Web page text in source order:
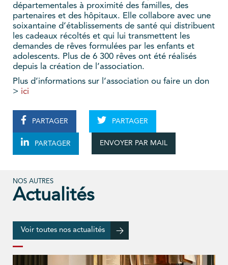
départementales à proximité des familles, des
partenaires et des hôpitaux. Elle collabore avec une
soixantaine d’établissements de santé qui distribuent
les cadeaux récoltés et qui lui transmettent les
demandes de rêves formulées par les enfants et
adolescents. Plus de 6 300 rêves ont été réalisés
depuis la création de l’association.
Plus d’informations sur l’association ou faire un don
> ici
PARTAGER PARTAGER
PARTAGER ENVOYER PAR MAIL
NOS AUTRES
Actualités
Voir toutes nos actualités